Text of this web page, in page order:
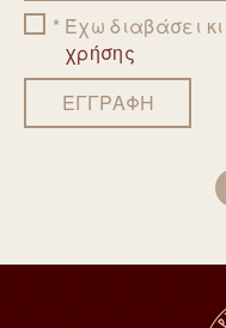
EmailΈχω διαβάσει
χρήσης
ΕΓΓΡΑΦΗ